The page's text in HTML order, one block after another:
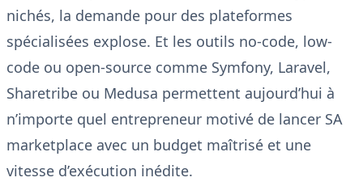
nichés, la demande pour des plateformes
spécialisées explose. Et les outils no-code, low-
code ou open-source comme Symfony, Laravel,
Sharetribe ou Medusa permettent aujourd’hui à
n’importe quel entrepreneur motivé de lancer SA
marketplace avec un budget maîtrisé et une
vitesse d’exécution inédite.